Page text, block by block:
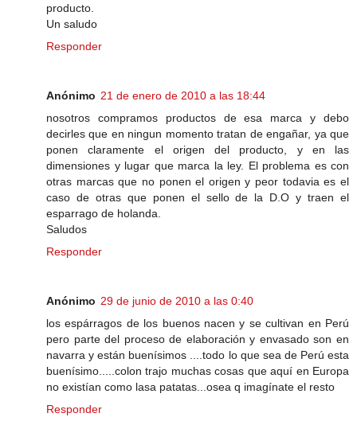
producto.
Un saludo
Responder
Anónimo 21 de enero de 2010 a las 18:44
nosotros compramos productos de esa marca y debo
decirles que en ningun momento tratan de engañar, ya que
ponen claramente el origen del producto, y en las
dimensiones y lugar que marca la ley. El problema es con
otras marcas que no ponen el origen y peor todavia es el
caso de otras que ponen el sello de la D.O y traen el
esparrago de holanda.
Saludos
Responder
Anónimo 29 de junio de 2010 a las 0:40
los espárragos de los buenos nacen y se cultivan en Perú
pero parte del proceso de elaboración y envasado son en
navarra y están buenísimos ....todo lo que sea de Perú esta
buenísimo.....colon trajo muchas cosas que aquí en Europa
no existían como lasa patatas...osea q imagínate el resto
Responder